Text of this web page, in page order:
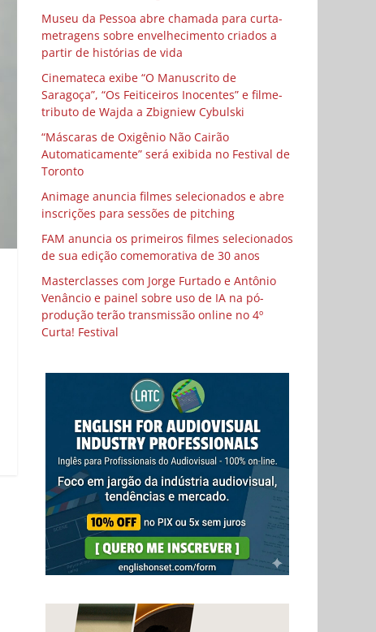
Museu da Pessoa abre chamada para curta-
metragens sobre envelhecimento criados a
partir de histórias de vida
Cinemateca exibe “O Manuscrito de
Saragoça”, “Os Feiticeiros Inocentes” e filme-
tributo de Wajda a Zbigniew Cybulski
“Máscaras de Oxigênio Não Cairão
Automaticamente” será exibida no Festival de
Toronto
Animage anuncia filmes selecionados e abre
inscrições para sessões de pitching
FAM anuncia os primeiros filmes selecionados
de sua edição comemorativa de 30 anos
Masterclasses com Jorge Furtado e Antônio
Venâncio e painel sobre uso de IA na pó-
produção terão transmissão online no 4º
Curta! Festival